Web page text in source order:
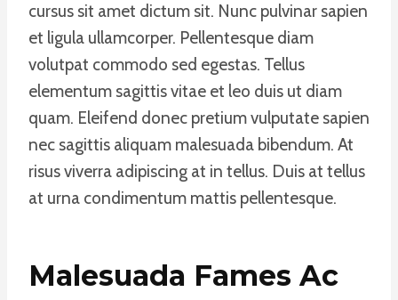
cursus sit amet dictum sit. Nunc pulvinar sapien
et ligula ullamcorper. Pellentesque diam
volutpat commodo sed egestas. Tellus
elementum sagittis vitae et leo duis ut diam
quam. Eleifend donec pretium vulputate sapien
nec sagittis aliquam malesuada bibendum. At
risus viverra adipiscing at in tellus. Duis at tellus
at urna condimentum mattis pellentesque.
Malesuada Fames Ac